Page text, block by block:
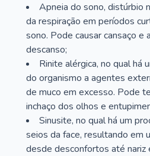
Apneia do sono, distúrbio
da respiração em períodos
sono. Pode causar cansaço e
descanso;
Rinite alérgica, no qual há
do organismo a agentes
de muco em excesso. Pode
inchaço dos olhos e
Sinusite, no qual há um
seios da face, resultando em
desde desconfortos até nariz